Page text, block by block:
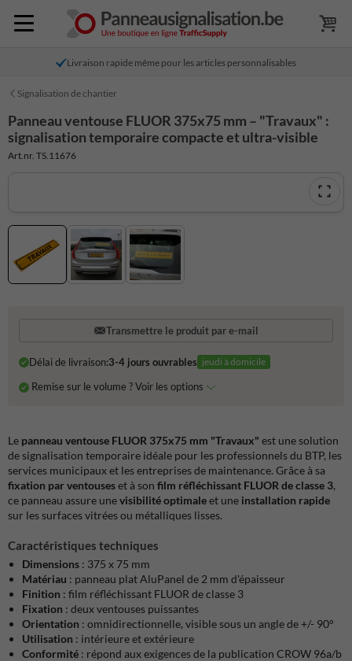
Livraison rapide même pour les articles personnalisables
Signalisation de chantier
Panneau ventouse FLUOR 375x75 mm – "Travaux" :
signalisation temporaire compacte et ultra-visible
Art.nr. TS.11676
Transmettre le produit par e-mail
Délai de livraison:3-4 jours ouvrables jeudi à domicile
Remise sur le volume ? Voir les options
Le panneau ventouse FLUOR 375x75 mm "Travaux" est une solution
de signalisation temporaire idéale pour les professionnels du BTP, les
services municipaux et les entreprises de maintenance. Grâce à sa
fixation par ventouseset à son film réfléchissant FLUOR de classe 3,
ce panneau assure unevisibilité optimaleet une installation rapide
sur les surfaces vitrées ou métalliques lisses.
Caractéristiques techniques
Dimensions : 375 x 75 mm
Matériau : panneau plat AluPanel de 2 mm d'épaisseur
Finition : film réfléchissant FLUOR de classe 3
Fixation : deux ventouses puissantes
Orientation : omnidirectionnelle, visible sous un angle de +/- 90°
Utilisation : intérieure et extérieure
Conformité : répond aux exigences de la publication CROW 96a/b